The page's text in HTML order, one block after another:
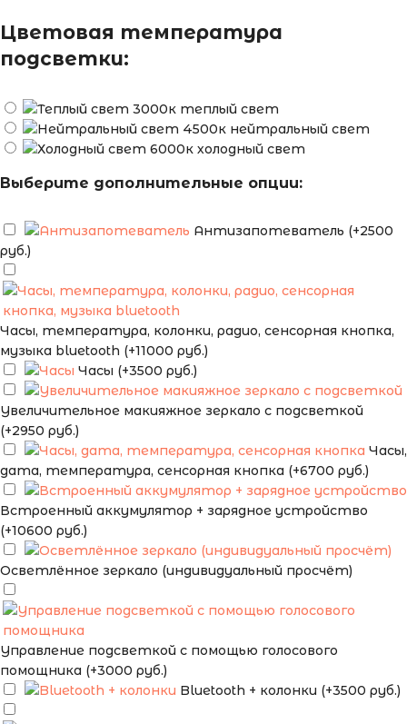
Цветовая температура
подсветки:
теплый свет
нейтральный свет
холодный свет
Выберите дополнительные опции:
Антизапотеватель (+2500
руб.)
Часы, температура, колонки, радио, сенсорная кнопка,
музыка bluetooth (+11000 руб.)
Часы (+3500 руб.)
Увеличительное макияжное зеркало с подсветкой
(+2950 руб.)
Часы,
дата, температура, сенсорная кнопка (+6700 руб.)
Встроенный аккумулятор + зарядное устройство
(+10600 руб.)
Осветлённое зеркало (индивидуальный просчёт)
Управление подсветкой с помощью голосового
помощника (+3000 руб.)
Bluetooth + колонки (+3500 руб.)